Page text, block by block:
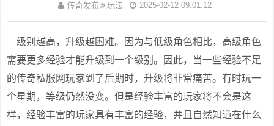
传奇发布网玩法 2025-02-12 09:01:12
级别越高，升级越困难。因为与低级角色相比，高级角色
需要更多经验才能升级到一个级别。因此，当一些经验不足
的传奇私服网玩家到了后期时，升级将非常痛苦。有时玩一
个星期，等级仍然没变。但是经验丰富的玩家将不会是这
样，经验丰富的玩家具有丰富的经验，并且自然知道在什么